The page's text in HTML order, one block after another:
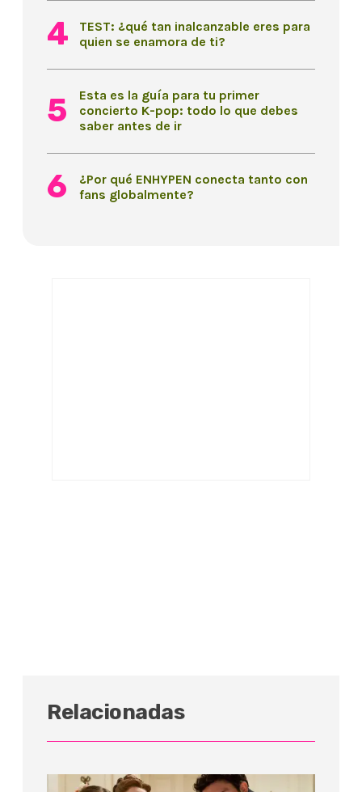
TEST: ¿qué tan inalcanzable eres para
quien se enamora de ti?
Esta es la guía para tu primer
concierto K-pop: todo lo que debes
saber antes de ir
¿Por qué ENHYPEN conecta tanto con
fans globalmente?
Relacionadas